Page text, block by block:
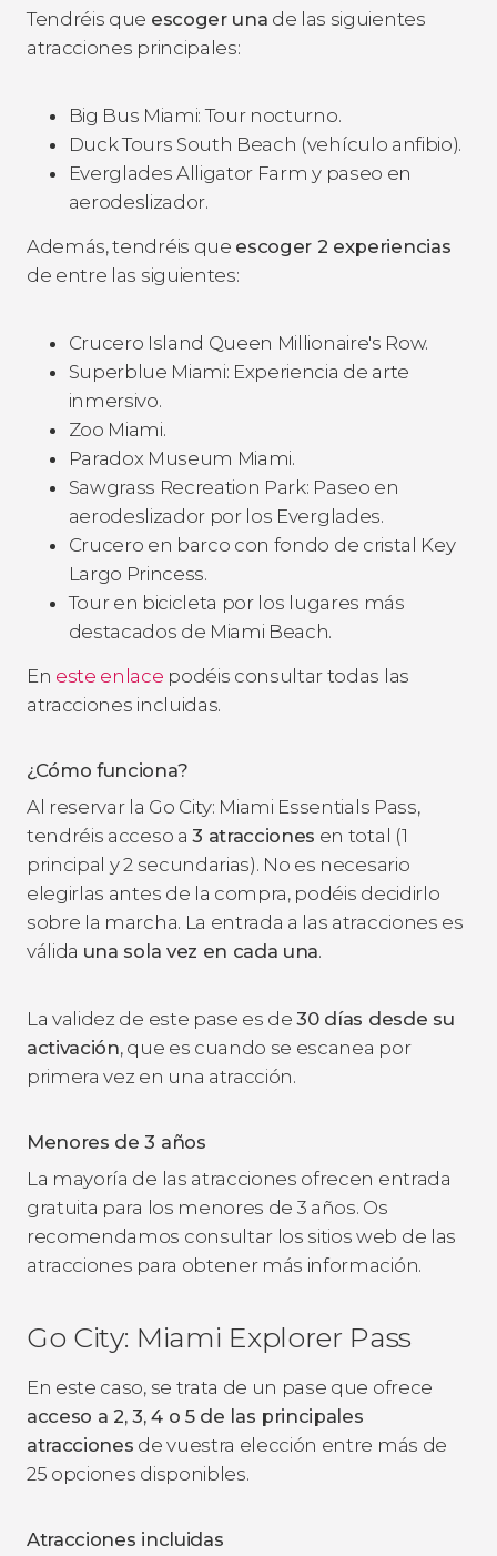
Tendréis que escoger una de las siguientes
atracciones principales:
Big Bus Miami: Tour nocturno.
Duck Tours South Beach (vehículo anfibio).
Everglades Alligator Farm y paseo en
aerodeslizador.
Además, tendréis que escoger 2 experiencias
de entre las siguientes:
Crucero Island Queen Millionaire's Row.
Superblue Miami: Experiencia de arte
inmersivo.
Zoo Miami.
Paradox Museum Miami.
Sawgrass Recreation Park: Paseo en
aerodeslizador por los Everglades.
Crucero en barco con fondo de cristal Key
Largo Princess.
Tour en bicicleta por los lugares más
destacados de Miami Beach.
En este enlace podéis consultar todas las
atracciones incluidas.
¿Cómo funciona?
Al reservar la Go City: Miami Essentials Pass,
tendréis acceso a3 atracciones en total (1
principal y 2 secundarias). No es necesario
elegirlas antes de la compra, podéis decidirlo
sobre la marcha. La entrada a las atracciones es
válida una sola vez en cada una.
La validez de este pase es de30 días desde su
activación, que es cuando se escanea por
primera vez en una atracción.
Menores de 3 años
La mayoría de las atracciones ofrecen entrada
gratuita para los menores de 3 años. Os
recomendamos consultar los sitios web de las
atracciones para obtener más información.
Go City: Miami Explorer Pass
En este caso, se trata de un pase que ofrece
acceso a 2, 3, 4 o 5 de las principales
atracciones de vuestra elección entre más de
25 opciones disponibles.
Atracciones incluidas